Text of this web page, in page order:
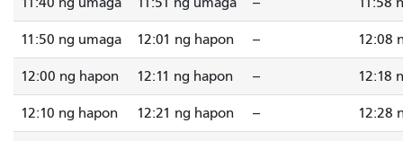
11:50 ng umaga 12:01 ng hapon -- 12:08
12:00 ng hapon 12:11 ng hapon -- 12:18
12:10 ng hapon 12:21 ng hapon -- 12:28